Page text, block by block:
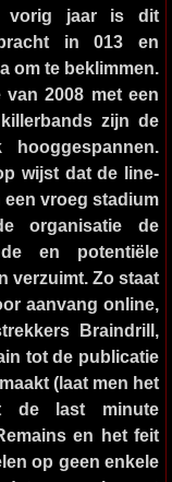
vorig jaar is dit
in 013 en
om te beklimmen.
2008 met een
zijn de
wijst dat de line-
vroeg stadium
organisatie de
en potentiële
verzuimt. Zo staat
aanvang online,
Braindrill,
tot de publicatie
(laat men het
de last minute
en het feit
op geen enkele